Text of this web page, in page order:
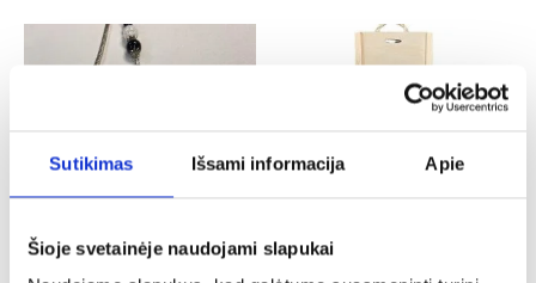
Sutikimas Išsami informacija Apie
Šioje svetainėje naudojami slapukai
Tėvo diena Krikštynos